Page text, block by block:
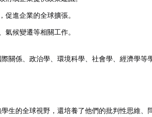
進企業的全球擴張。
候變遷等相關工作。
係、政治學、環境科學、社會學、經濟學等
的全球視野，還培養了他們的批判性思維、